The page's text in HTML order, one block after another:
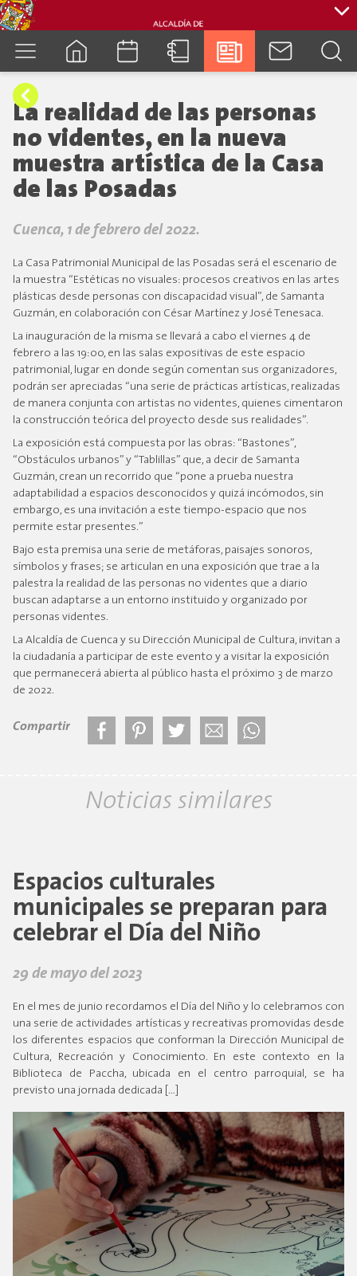
La realidad de las personas
no videntes, en la nueva
muestra artística de la Casa
de las Posadas
Cuenca, 1 de febrero del 2022.
La Casa Patrimonial Municipal de las Posadas será el escenario de
la muestra “Estéticas no visuales: procesos creativos en las artes
plásticas desde personas con discapacidad visual”, de Samanta
Guzmán, en colaboración con César Martínez y José Tenesaca.
La inauguración de la misma se llevará a cabo el viernes 4 de
febrero a las 19:00, en las salas expositivas de este espacio
patrimonial, lugar en donde según comentan sus organizadores,
podrán ser apreciadas “una serie de prácticas artísticas, realizadas
de manera conjunta con artistas no videntes, quienes cimentaron
la construcción teórica del proyecto desde sus realidades”.
La exposición está compuesta por las obras: “Bastones”,
“Obstáculos urbanos” y “Tablillas” que, a decir de Samanta
Guzmán, crean un recorrido que “pone a prueba nuestra
adaptabilidad a espacios desconocidos y quizá incómodos, sin
embargo, es una invitación a este tiempo-espacio que nos
permite estar presentes.”
Bajo esta premisa una serie de metáforas, paisajes sonoros,
símbolos y frases; se articulan en una exposición que trae a la
palestra la realidad de las personas no videntes que a diario
buscan adaptarse a un entorno instituido y organizado por
personas videntes.
La Alcaldía de Cuenca y su Dirección Municipal de Cultura, invitan a
la ciudadanía a participar de este evento y a visitar la exposición
que permanecerá abierta al público hasta el próximo 3 de marzo
de 2022.
Compartir
Noticias similares
Espacios culturales
municipales se preparan para
celebrar el Día del Niño
29 de mayo del 2023
En el mes de junio recordamos el Día del Niño y lo celebramos con
una serie de actividades artísticas y recreativas promovidas desde
los diferentes espacios que conforman la Dirección Municipal de
Cultura, Recreación y Conocimiento. En este contexto en la
Biblioteca de Paccha, ubicada en el centro parroquial, se ha
previsto una jornada dedicada […]